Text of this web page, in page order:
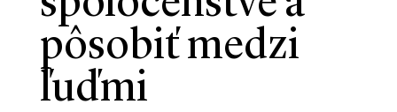
pôsobiť medzi
ľuďmi